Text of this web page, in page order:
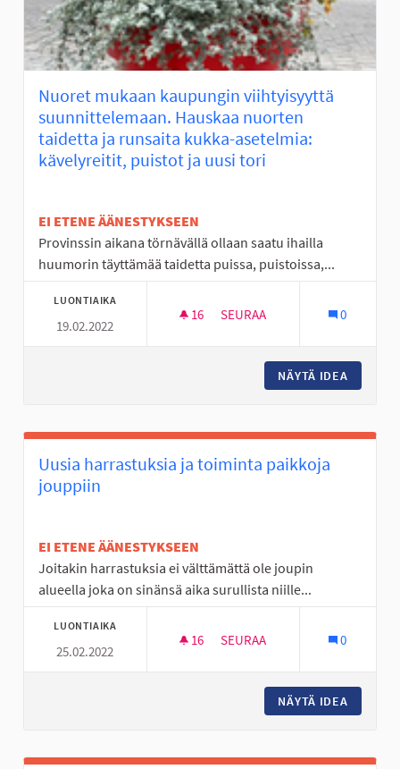
Nuoret mukaan kaupungin viihtyisyyttä
suunnittelemaan. Hauskaa nuorten
taidetta ja runsaita kukka-asetelmia:
kävelyreitit, puistot ja uusi tori
EI ETENE ÄÄNESTYKSEEN
Provinssin aikana törnävällä ollaan saatu ihailla
huumorin täyttämää taidetta puissa, puistoissa,...
LUONTIAIKA
19.02.2022
16 16 SEURAAJAA
SEURAA 0
NÄYTÄ IDEA
Uusia harrastuksia ja toiminta paikkoja
jouppiin
EI ETENE ÄÄNESTYKSEEN
Joitakin harrastuksia ei välttämättä ole joupin
alueella joka on sinänsä aika surullista niille...
LUONTIAIKA
25.02.2022
16 16 SEURAAJAA
SEURAA 0
NÄYTÄ IDEA